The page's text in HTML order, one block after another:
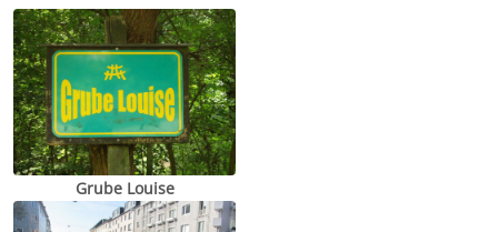
Grube Louise